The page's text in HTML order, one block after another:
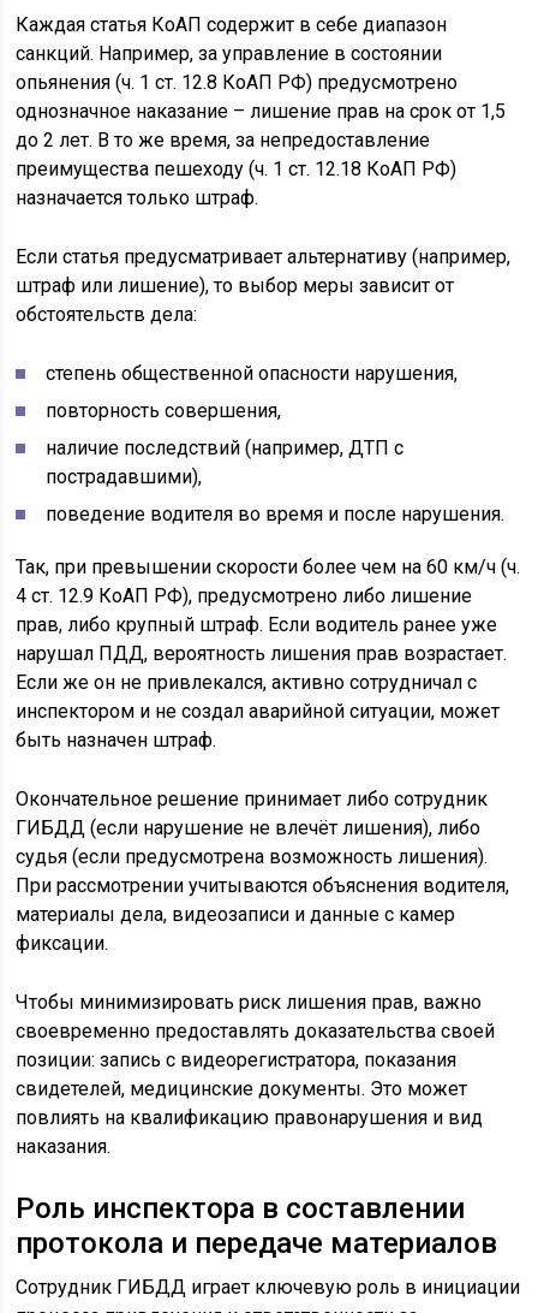
Каждая статья КоАП содержит в себе диапазон
санкций. Например, за управление в состоянии
опьянения (ч. 1 ст. 12.8 КоАП РФ) предусмотрено
однозначное наказание – лишение прав на срок от 1,5
до 2 лет. В то же время, за непредоставление
преимущества пешеходу (ч. 1 ст. 12.18 КоАП РФ)
назначается только штраф.
Если статья предусматривает альтернативу (например,
штраф или лишение), то выбор меры зависит от
обстоятельств дела:
степень общественной опасности нарушения,
повторность совершения,
наличие последствий (например, ДТП с
пострадавшими),
поведение водителя во время и после нарушения.
Так, при превышении скорости более чем на 60 км/ч (ч.
4 ст. 12.9 КоАП РФ), предусмотрено либо лишение
прав, либо крупный штраф. Если водитель ранее уже
нарушал ПДД, вероятность лишения прав возрастает.
Если же он не привлекался, активно сотрудничал с
инспектором и не создал аварийной ситуации, может
быть назначен штраф.
Окончательное решение принимает либо сотрудник
ГИБДД (если нарушение не влечёт лишения), либо
судья (если предусмотрена возможность лишения).
При рассмотрении учитываются объяснения водителя,
материалы дела, видеозаписи и данные с камер
фиксации.
Чтобы минимизировать риск лишения прав, важно
своевременно предоставлять доказательства своей
позиции: запись с видеорегистратора, показания
свидетелей, медицинские документы. Это может
повлиять на квалификацию правонарушения и вид
наказания.
Роль инспектора в составлении
протокола и передаче материалов
Сотрудник ГИБДД играет ключевую роль в инициации